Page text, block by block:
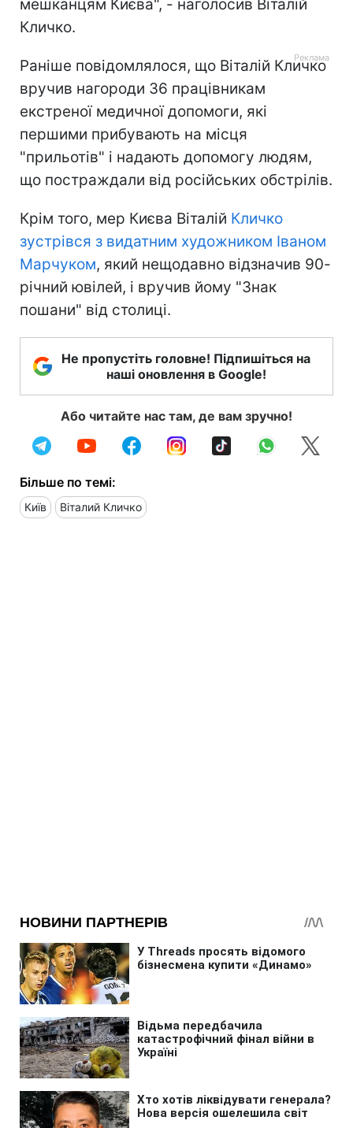
мешканцям Києва", - наголосив Віталій
Кличко.
Раніше повідомлялося, що Віталій Кличко
вручив нагороди 36 працівникам
екстреної медичної допомоги, які
першими прибувають на місця
"прильотів" і надають допомогу людям,
що постраждали від російських обстрілів.
Крім того, мер Києва Віталій Кличко
зустрівся з видатним художником Іваном
Марчуком, який нещодавно відзначив 90-
річний ювілей, і вручив йому "Знак
пошани" від столиці.
Не пропустіть головне! Підпишіться на
наші оновлення в Google!
Або читайте нас там, де вам зручно!
Більше по темі:
Київ Віталий Кличко